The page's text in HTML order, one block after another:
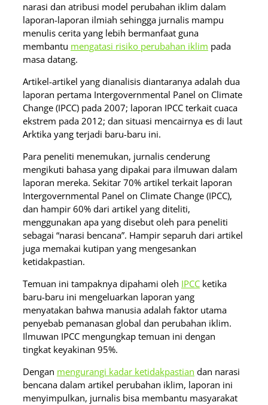
narasi dan atribusi model perubahan iklim dalam
laporan-laporan ilmiah sehingga jurnalis mampu
menulis cerita yang lebih bermanfaat guna
membantu mengatasi risiko perubahan iklim pada
masa datang.
Artikel-artikel yang dianalisis diantaranya adalah dua
laporan pertama Intergovernmental Panel on Climate
Change (IPCC) pada 2007; laporan IPCC terkait cuaca
ekstrem pada 2012; dan situasi mencairnya es di laut
Arktika yang terjadi baru-baru ini.
Para peneliti menemukan, jurnalis cenderung
mengikuti bahasa yang dipakai para ilmuwan dalam
laporan mereka. Sekitar 70% artikel terkait laporan
Intergovernmental Panel on Climate Change (IPCC),
dan hampir 60% dari artikel yang diteliti,
menggunakan apa yang disebut oleh para peneliti
sebagai “narasi bencana”. Hampir separuh dari artikel
juga memakai kutipan yang mengesankan
ketidakpastian.
Temuan ini tampaknya dipahami oleh IPCC ketika
baru-baru ini mengeluarkan laporan yang
menyatakan bahwa manusia adalah faktor utama
penyebab pemanasan global dan perubahan iklim.
Ilmuwan IPCC mengungkap temuan ini dengan
tingkat keyakinan 95%.
Dengan mengurangi kadar ketidakpastian dan narasi
bencana dalam artikel perubahan iklim, laporan ini
menyimpulkan, jurnalis bisa membantu masyarakat